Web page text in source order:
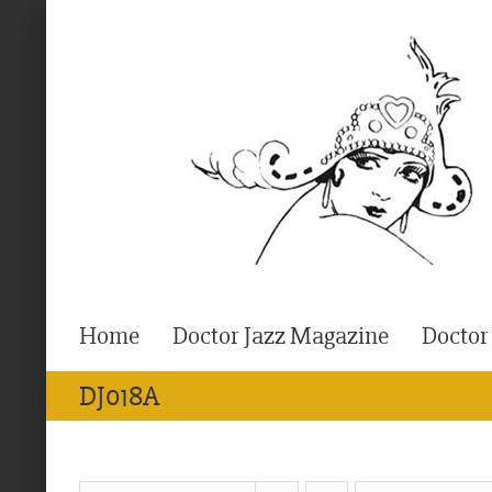
Home Doctor Jazz Magazine Doctor
DJ018A